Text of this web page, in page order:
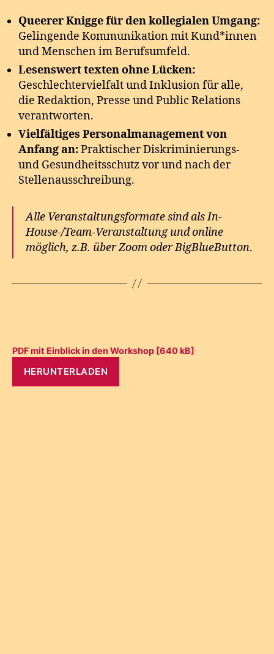
Queerer Knigge für den kollegialen Umgang:
Gelingende Kommunikation mit Kund*innen
und Menschen im Berufsumfeld.
Lesenswert texten ohne Lücken:
Geschlechtervielfalt und Inklusion für alle,
die Redaktion, Presse und Public Relations
verantworten.
Vielfältiges Personalmanagement von
Anfang an:Praktischer Diskriminierungs-
und Gesundheitsschutz vor und nach der
Stellenausschreibung.
Alle Veranstaltungsformate sind als In-
House-/Team-Veranstaltung und online
möglich, z.B. über Zoom oder BigBlueButton.
PDF mit Einblick in den Workshop [640 kB]
HERUNTERLADEN